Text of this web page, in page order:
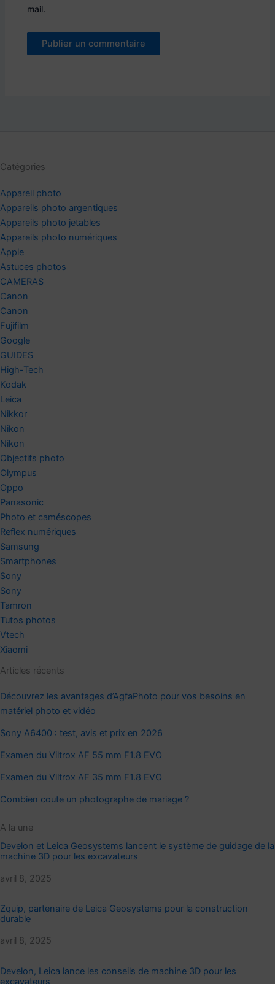
mail.
Catégories
Appareil photo
Appareils photo argentiques
Appareils photo jetables
Appareils photo numériques
Apple
Astuces photos
CAMERAS
Canon
Canon
Fujifilm
Google
GUIDES
High-Tech
Kodak
Leica
Nikkor
Nikon
Nikon
Objectifs photo
Olympus
Oppo
Panasonic
Photo et caméscopes
Reflex numériques
Samsung
Smartphones
Sony
Sony
Tamron
Tutos photos
Vtech
Xiaomi
Articles récents
Découvrez les avantages d’AgfaPhoto pour vos besoins en
matériel photo et vidéo
Sony A6400 : test, avis et prix en 2026
Examen du Viltrox AF 55 mm F1.8 EVO
Examen du Viltrox AF 35 mm F1.8 EVO
Combien coute un photographe de mariage ?
A la une
Develon et Leica Geosystems lancent le système de guidage de la
machine 3D pour les excavateurs
Date
avril 8, 2025
Zquip, partenaire de Leica Geosystems pour la construction
durable
Date
avril 8, 2025
Develon, Leica lance les conseils de machine 3D pour les
excavateurs